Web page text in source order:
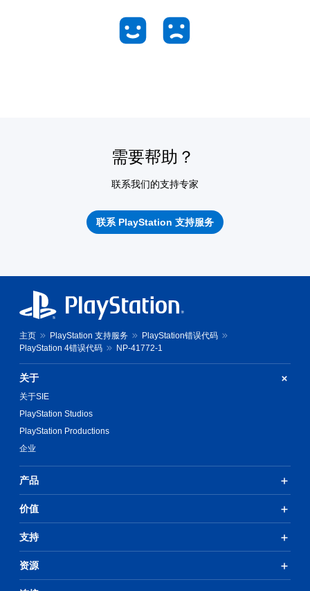
需要帮助？
联系我们的支持专家
联系 PlayStation 支持服务
主页 PlayStation 支持服务
PlayStation错误代码
PlayStation 4错误代码
NP-41772-1
关于
关于SIE
PlayStation Studios
PlayStation Productions
企业
产品
价值
支持
资源